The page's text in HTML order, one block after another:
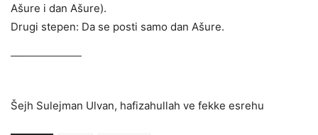
Ašure i dan Ašure).
Drugi stepen: Da se posti samo dan Ašure.
Šejh Sulejman Ulvan, hafizahullah ve fekke esrehu